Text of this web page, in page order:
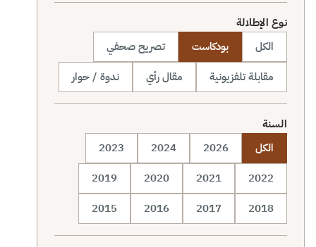
نوع الإطلالة
الكل
بودكاست
تصريح صحفي
مقابلة تلفزيونية
مقال رأي ندوة / حوار
السنة
الكل
2026
2024
2023
2022
2021
2020
2019
2018
2017
2016
2015